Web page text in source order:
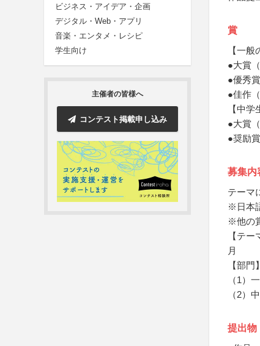
ビジネス・アイデア・企画
デジタル・Web・アプリ
音楽・エンタメ・レシピ
学生向け
主催者の皆様へ
コンテスト掲載申し込み
賞
【一般
●大賞
●優秀
●佳作
【中学
●大賞
●奨励
募集内
テーマ
※日本
※他の
【テー
月
【部門】
（1）
（2）
提出物